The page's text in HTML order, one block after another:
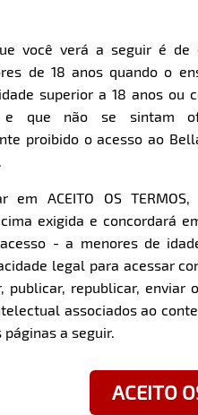
Item
1
a modelo:
Rosa - RS
naturalmente ou
você verá a seguir é
de 18 anos quando o
superior a 18 anos ou
e que não se sintam
proibido o acesso ao
em ACEITO OS
exigida e concordará
- a menores de
legal para acessar
publicar, republicar,
associados ao
a seguir.
ACEITO